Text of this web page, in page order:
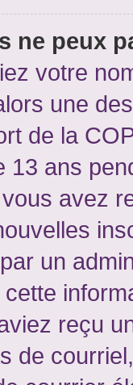
ne peux
votre
une
de la
13 ans
avez
un
reçu
de